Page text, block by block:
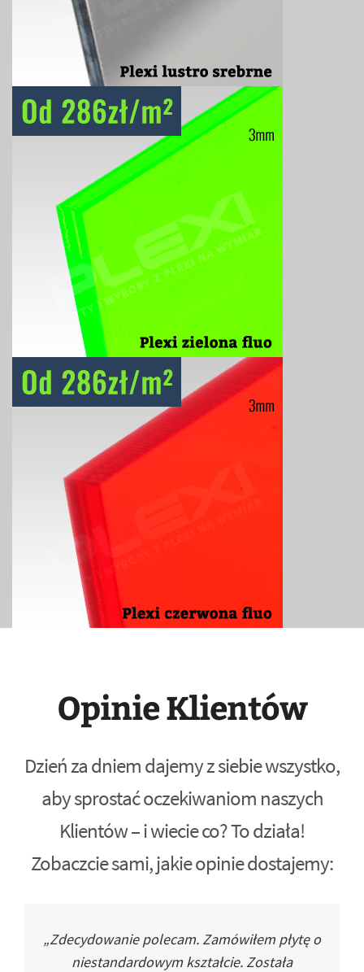
Opinie Klientów
Dzień za dniem dajemy z siebie wszystko,
aby sprostać oczekiwaniom naszych
Klientów – i wiecie co? To działa!
Zobaczcie sami, jakie opinie dostajemy:
„Zdecydowanie polecam. Zamówiłem płytę o
niestandardowym kształcie. Została